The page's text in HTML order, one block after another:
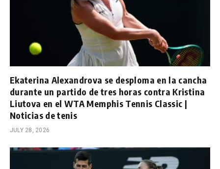
Ekaterina Alexandrova se desploma en la cancha
durante un partido de tres horas contra Kristina
Liutova en el WTA Memphis Tennis Classic |
Noticias de tenis
JULY 28, 2026